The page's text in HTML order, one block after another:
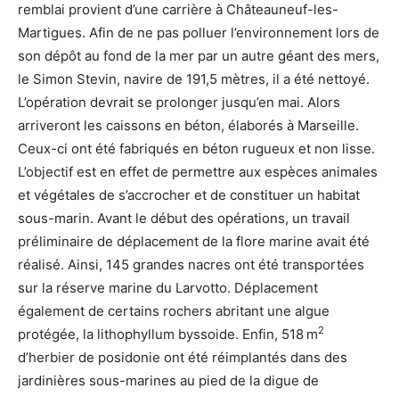
remblai provient d’une carrière à Châteauneuf-les-
Martigues. Afin de ne pas polluer l’environnement lors de
son dépôt au fond de la mer par un autre géant des mers,
le Simon Stevin, navire de 191,5 mètres, il a été nettoyé.
L’opération devrait se prolonger jusqu’en mai. Alors
arriveront les caissons en béton, élaborés à Marseille.
Ceux-ci ont été fabriqués en béton rugueux et non lisse.
L’objectif est en effet de permettre aux espèces animales
et végétales de s’accrocher et de constituer un habitat
sous-marin. Avant le début des opérations, un travail
préliminaire de déplacement de la flore marine avait été
réalisé. Ainsi, 145 grandes nacres ont été transportées
sur la réserve marine du Larvotto. Déplacement
également de certains rochers abritant une algue
protégée, la lithophyllum byssoide. Enfin, 518 m2
d’herbier de posidonie ont été réimplantés dans des
jardinières sous-marines au pied de la digue de